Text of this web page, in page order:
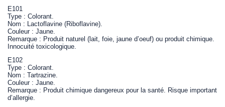
E101
Type : Colorant.
Nom : Lactoflavine (Riboflavine).
Couleur : Jaune.
Remarque : Produit naturel (lait, foie, jaune d’oeuf) ou produit chimique.
Innocuité toxicologique.
E102
Type : Colorant.
Nom : Tartrazine.
Couleur : Jaune.
Remarque : Produit chimique dangereux pour la santé. Risque important
d’allergie.